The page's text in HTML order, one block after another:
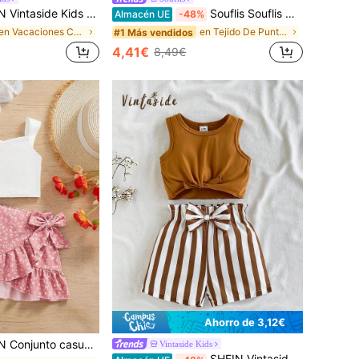
de tirantes con estampado floral + shorts florales para niñas, conjunto de verano versátil para vacaciones
en Vacaciones Conjuntos para niñas
Almacén UE -48% Souflis Souflis Conjunto casual para bebé niña de estilo urbano con parte superior asimétrica con volantes en unicolor y pantalones cortos de mezclilla, verano
#1 Más vendidos en Tejido De Punto Conjuntos de camisetas sin mang
4,41€ 8,49€
de blusa de unicolor y falda mini plisada con decoración de moño
Ahorro de 3,12€
Vintaside Kids
#4 Más vendidos en Marrón Conjuntos para niñas